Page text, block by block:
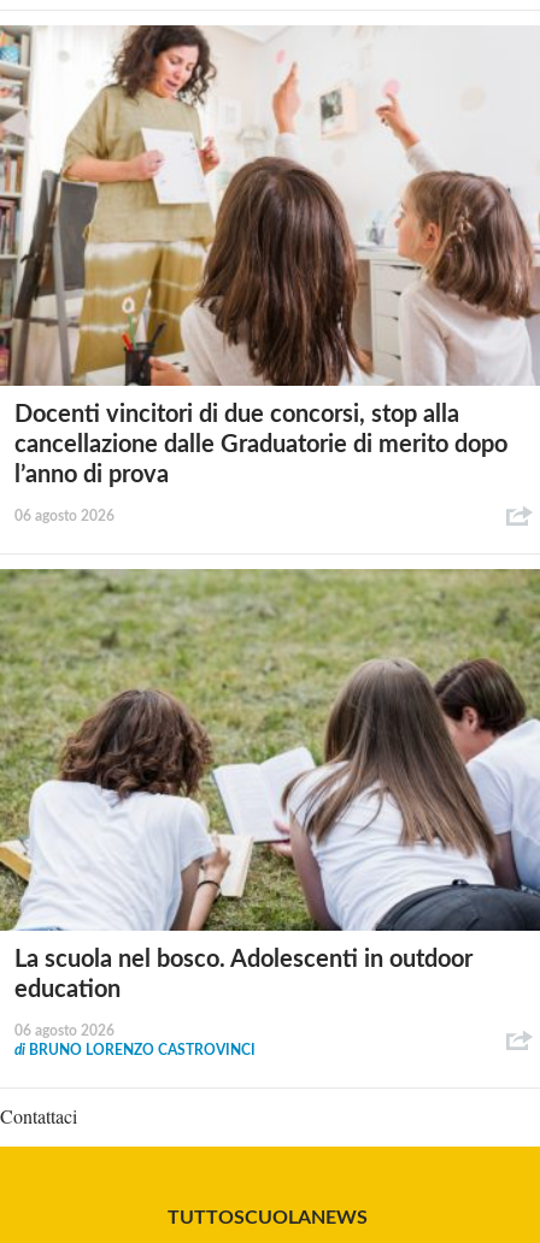
Docenti vincitori di due concorsi, stop alla
cancellazione dalle Graduatorie di merito dopo
l’anno di prova
06 agosto 2026
La scuola nel bosco. Adolescenti in outdoor
education
06 agosto 2026
di BRUNO LORENZO CASTROVINCI
Contattaci
TUTTOSCUOLANEWS